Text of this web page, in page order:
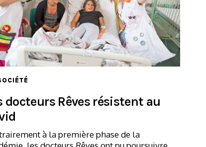
docteurs Rêves résistent au
à la première phase de la